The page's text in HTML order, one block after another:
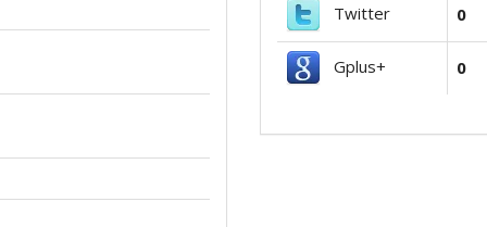
Twitter 0
Gplus+ 0